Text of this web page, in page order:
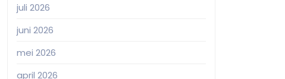
juli 2026
juni 2026
mei 2026
april 2026